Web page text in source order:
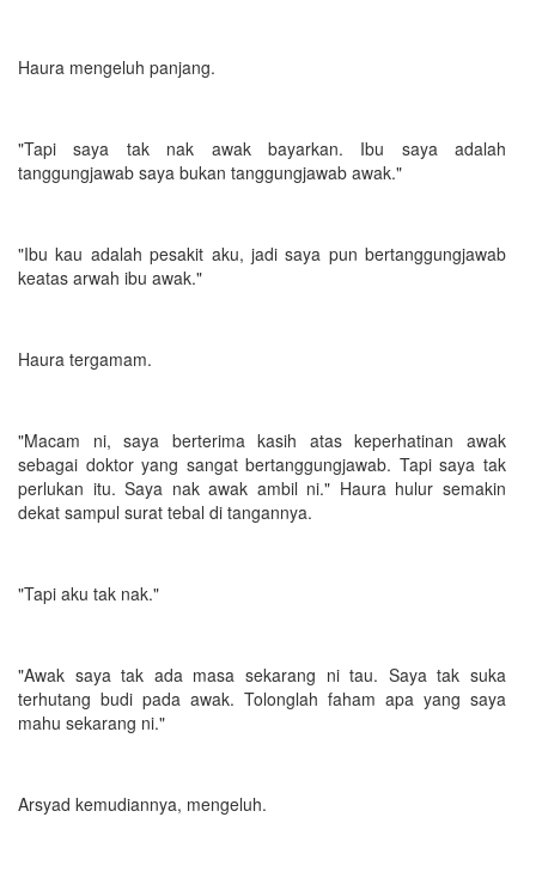
Haura mengeluh panjang.
"Tapi saya tak nak awak bayarkan. Ibu saya adalah
tanggungjawab saya bukan tanggungjawab awak."
"Ibu kau adalah pesakit aku, jadi saya pun bertanggungjawab
keatas arwah ibu awak."
Haura tergamam.
"Macam ni, saya berterima kasih atas keperhatinan awak
sebagai doktor yang sangat bertanggungjawab. Tapi saya tak
perlukan itu. Saya nak awak ambil ni." Haura hulur semakin
dekat sampul surat tebal di tangannya.
"Tapi aku tak nak."
"Awak saya tak ada masa sekarang ni tau. Saya tak suka
terhutang budi pada awak. Tolonglah faham apa yang saya
mahu sekarang ni."
Arsyad kemudiannya, mengeluh.